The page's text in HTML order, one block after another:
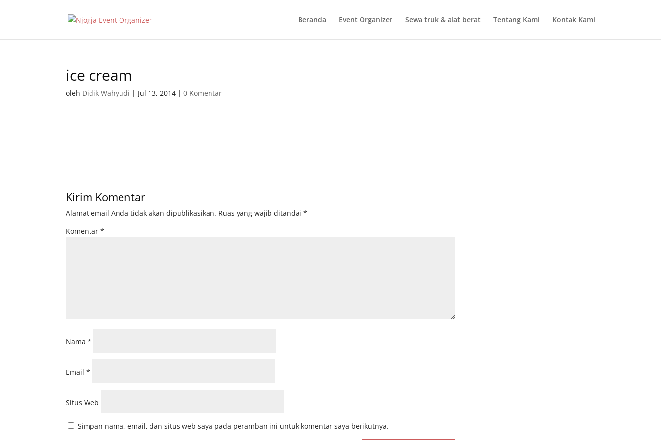
Beranda Event Organizer Sewa truk & alat berat Tentang Kami Kontak Kami
ice cream
oleh Didik Wahyudi | Jul 13, 2014 |0 Komentar
Kirim Komentar
Alamat email Anda tidak akan dipublikasikan. Ruas yang wajib ditandai*
Komentar*
Nama*
Email*
Situs Web
Simpan nama, email, dan situs web saya pada peramban ini untuk komentar saya berikutnya.